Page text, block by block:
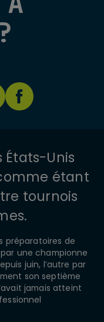
États-Unis
étant
tournois
préparatoires de
une championne
juin, l’autre par
son septième
jamais atteint